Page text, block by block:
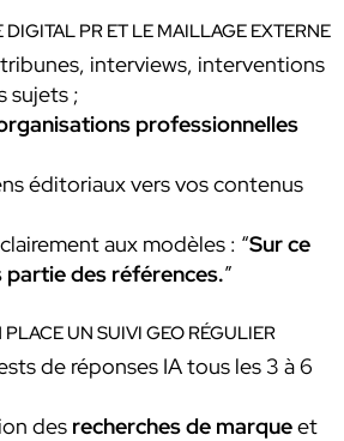
DIGITAL PR ET LE MAILLAGE EXTERNE
interviews, interventions
sujets ;
professionnelles
éditoriaux vers vos contenus
aux modèles : “Sur ce
des références.”
PLACE UN SUIVI GEO RÉGULIER
de réponses IA tous les 3 à 6
des recherches de marqueet